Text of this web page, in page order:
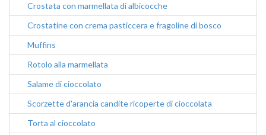
Crostata con marmellata di albicocche
Crostatine con crema pasticcera e fragoline di bosco
Muffins
Rotolo alla marmellata
Salame di cioccolato
Scorzette d'arancia candite ricoperte di cioccolata
Torta al cioccolato